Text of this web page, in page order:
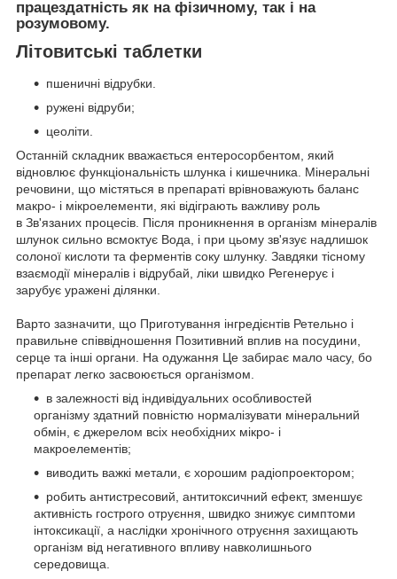
працездатність як на фізичному, так і на
розумовому.
Літовитські таблетки
пшеничні відрубки.
ружені відруби;
цеоліти.
Останній складник вважається ентеросорбентом, який
відновлює функціональність шлунка і кишечника. Мінеральні
речовини, що містяться в препараті врівноважують баланс
макро- і мікроелементи, які відіграють важливу роль
в Зв'язаних процесів. Після проникнення в організм мінералів
шлунок сильно всмоктує Вода, і при цьому зв'язує надлишок
солоної кислоти та ферментів соку шлунку. Завдяки тісному
взаємодії мінералів і відрубай, ліки швидко Регенерує і
зарубує уражені ділянки.
Варто зазначити, що Приготування інгредієнтів Ретельно і
правильне співвідношення Позитивний вплив на посудини,
серце та інші органи. На одужання Це забирає мало часу, бо
препарат легко засвоюється організмом.
в залежності від індивідуальних особливостей
організму здатний повністю нормалізувати мінеральний
обмін, є джерелом всіх необхідних мікро- і
макроелементів;
виводить важкі метали, є хорошим радіопроектором;
робить антистресовий, антитоксичний ефект, зменшує
активність гострого отруєння, швидко знижує симптоми
інтоксикації, а наслідки хронічного отруєння захищають
організм від негативного впливу навколишнього
середовища.